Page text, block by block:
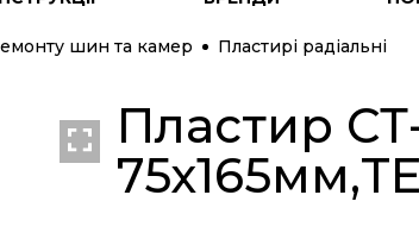
шин та камер Пластирі радіальні
Пластир